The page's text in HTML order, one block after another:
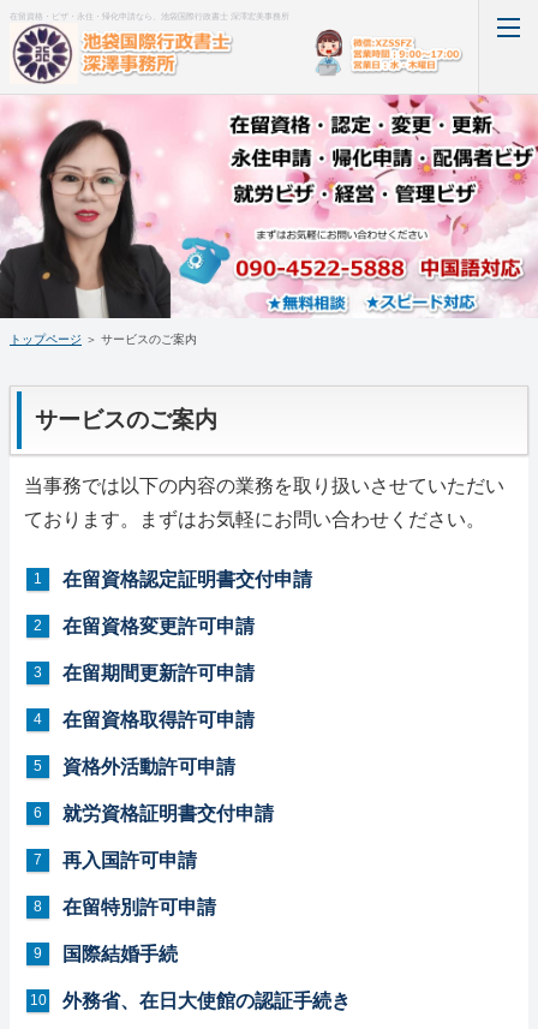
在留資格・ビザ・永住・帰化申請なら、池袋国際行政書士 深澤宏美事務所
トップページ
サービスのご案内
ご利用料金
アクセス
ホーム
RSS購読
サイトマップ
トップページ ＞ サービスのご案内
サービスのご案内
当事務では以下の内容の業務を取り扱いさせていただい
ております。まずはお気軽にお問い合わせください。
在留資格認定証明書交付申請
在留資格変更許可申請
在留期間更新許可申請
在留資格取得許可申請
資格外活動許可申請
就労資格証明書交付申請
再入国許可申請
在留特別許可申請
国際結婚手続
外務省、在日大使館の認証手続き